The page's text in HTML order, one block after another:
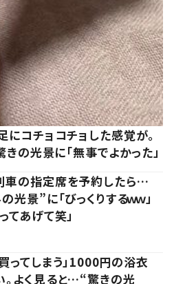
にコチョコチョした感覚が。
きの光景に「無事でよかった」
の指定席を予約したら…
景”に「びっくりするｗｗ」
てあげて笑」
ってしまう」1000円の浴衣
。よく見ると…“驚きの光